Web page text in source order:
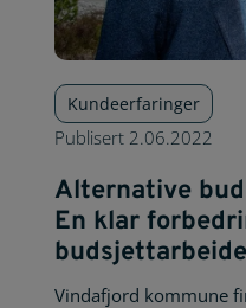
Kundeerfaringer
Publisert 2.06.2022
Alternative
En klar
Vindafjord kommune